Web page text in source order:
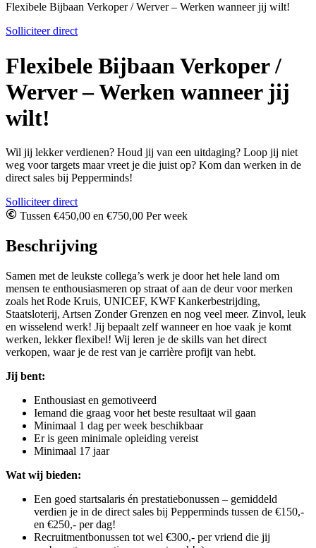
Flexibele Bijbaan Verkoper / Werver – Werken wanneer jij wilt!
Solliciteer direct
Flexibele Bijbaan Verkoper /
Werver – Werken wanneer jij
wilt!
Wil jij lekker verdienen? Houd jij van een uitdaging? Loop jij niet
weg voor targets maar vreet je die juist op? Kom dan werken in de
direct sales bij Pepperminds!
Solliciteer direct
Tussen €450,00 en €750,00 Per week
Beschrijving
Samen met de leukste collega’s werk je door het hele land om
mensen te enthousiasmeren op straat of aan de deur voor merken
zoals het Rode Kruis, UNICEF, KWF Kankerbestrijding,
Staatsloterij, Artsen Zonder Grenzen en nog veel meer. Zinvol, leuk
en wisselend werk! Jij bepaalt zelf wanneer en hoe vaak je komt
werken, lekker flexibel! Wij leren je de skills van het direct
verkopen, waar je de rest van je carrière profijt van hebt.
Jij bent:
Enthousiast en gemotiveerd
Iemand die graag voor het beste resultaat wil gaan
Minimaal 1 dag per week beschikbaar
Er is geen minimale opleiding vereist
Minimaal 17 jaar
Wat wij bieden:
Een goed startsalaris én prestatiebonussen – gemiddeld
verdien je in de direct sales bij Pepperminds tussen de €150,-
en €250,- per dag!
Recruitmentbonussen tot wel €300,- per vriend die jij